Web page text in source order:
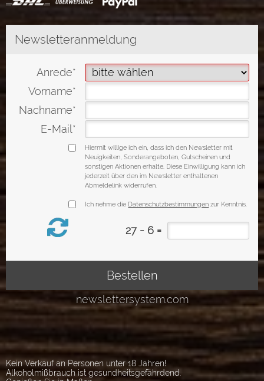
Kein Verkauf an Personen unter 18 Jahren!
Alkoholmißbrauch ist gesundheitsgefährdend.